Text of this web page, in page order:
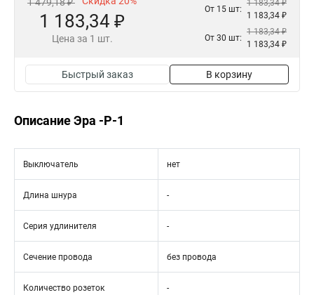
1 183,34 ₽
Цена за 1 шт.
От 15 шт:
1 183,34 ₽
1 183,34 ₽
От 30 шт:
1 183,34 ₽
1 183,34 ₽
Быстрый заказ В корзину
Описание Эра -P-1
Выключатель нет
Длина шнура -
Серия удлинителя -
Сечение провода без провода
Количество розеток -